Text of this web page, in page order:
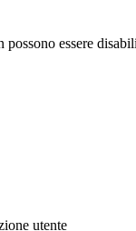
essere
utente